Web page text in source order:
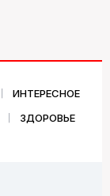
ИНТЕРЕСНОЕ
ЗДОРОВЬЕ